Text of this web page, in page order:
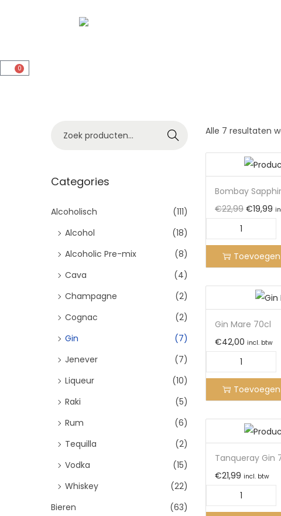
0
Alle 7 resultaten
Bombay
€22,99 €19,99
Gin Mare 70cl
€42,00 incl. btw
Tanqueray Gin
€21,99 incl. btw
Zoeke
Categories
Alcoholisch
(111)
Alcohol
(18)
Alcoholic Pre-mix
(8)
Cava
(4)
Champagne
(2)
Cognac
(2)
Gin
(7)
Jenever
(7)
Liqueur
(10)
Raki
(5)
Rum
(6)
Tequilla
(2)
Vodka
(15)
Whiskey
(22)
Bieren
(63)